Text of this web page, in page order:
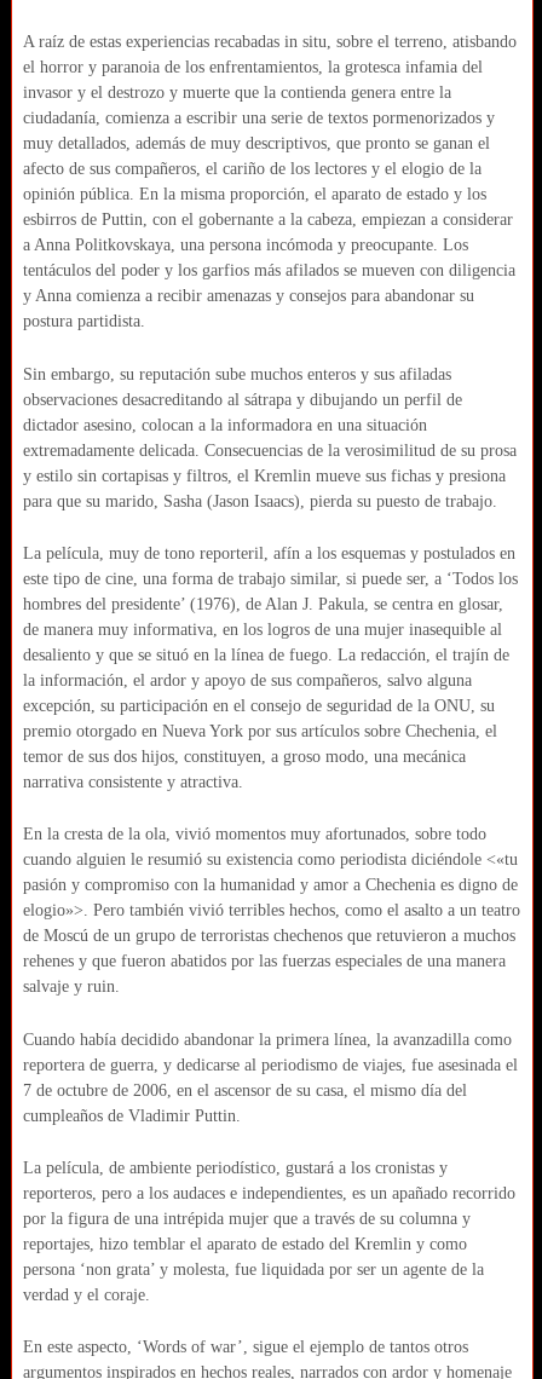
A raíz de estas experiencias recabadas in situ, sobre el terreno, atisbando
el horror y paranoia de los enfrentamientos, la grotesca infamia del
invasor y el destrozo y muerte que la contienda genera entre la
ciudadanía, comienza a escribir una serie de textos pormenorizados y
muy detallados, además de muy descriptivos, que pronto se ganan el
afecto de sus compañeros, el cariño de los lectores y el elogio de la
opinión pública. En la misma proporción, el aparato de estado y los
esbirros de Puttin, con el gobernante a la cabeza, empiezan a considerar
a Anna Politkovskaya, una persona incómoda y preocupante. Los
tentáculos del poder y los garfios más afilados se mueven con diligencia
y Anna comienza a recibir amenazas y consejos para abandonar su
postura partidista.
Sin embargo, su reputación sube muchos enteros y sus afiladas
observaciones desacreditando al sátrapa y dibujando un perfil de
dictador asesino, colocan a la informadora en una situación
extremadamente delicada. Consecuencias de la verosimilitud de su prosa
y estilo sin cortapisas y filtros, el Kremlin mueve sus fichas y presiona
para que su marido, Sasha (Jason Isaacs), pierda su puesto de trabajo.
La película, muy de tono reporteril, afín a los esquemas y postulados en
este tipo de cine, una forma de trabajo similar, si puede ser, a ‘Todos los
hombres del presidente’ (1976), de Alan J. Pakula, se centra en glosar,
de manera muy informativa, en los logros de una mujer inasequible al
desaliento y que se situó en la línea de fuego. La redacción, el trajín de
la información, el ardor y apoyo de sus compañeros, salvo alguna
excepción, su participación en el consejo de seguridad de la ONU, su
premio otorgado en Nueva York por sus artículos sobre Chechenia, el
temor de sus dos hijos, constituyen, a groso modo, una mecánica
narrativa consistente y atractiva.
En la cresta de la ola, vivió momentos muy afortunados, sobre todo
cuando alguien le resumió su existencia como periodista diciéndole <«tu
pasión y compromiso con la humanidad y amor a Chechenia es digno de
elogio»>. Pero también vivió terribles hechos, como el asalto a un teatro
de Moscú de un grupo de terroristas chechenos que retuvieron a muchos
rehenes y que fueron abatidos por las fuerzas especiales de una manera
salvaje y ruin.
Cuando había decidido abandonar la primera línea, la avanzadilla como
reportera de guerra, y dedicarse al periodismo de viajes, fue asesinada el
7 de octubre de 2006, en el ascensor de su casa, el mismo día del
cumpleaños de Vladimir Puttin.
La película, de ambiente periodístico, gustará a los cronistas y
reporteros, pero a los audaces e independientes, es un apañado recorrido
por la figura de una intrépida mujer que a través de su columna y
reportajes, hizo temblar el aparato de estado del Kremlin y como
persona ‘non grata’ y molesta, fue liquidada por ser un agente de la
verdad y el coraje.
En este aspecto, ‘Words of war’, sigue el ejemplo de tantos otros
argumentos inspirados en hechos reales, narrados con ardor y homenaje